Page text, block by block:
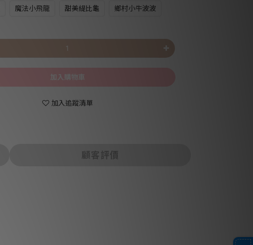
魔法小飛龍 甜美緹比龜 鄉村小牛波波
加入購物車
加入追蹤清單
顧客評價